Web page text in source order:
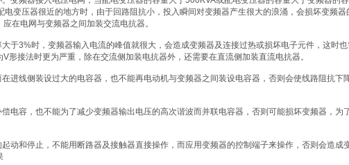
电变压器很近的地方时，由于回路阻抗小，投入瞬间对变频器产生很大的浪涌，会损坏变频器
在电网与变频器之间加装交流电抗器。
于3%时，变频器输入电流的峰值就很大，会造成变频器及连接过热或损坏电子元件，这时也
形接法时更为严重，除在交流侧加装电抗器外，还需要在直流侧加装直流电抗器。
进线侧装设过大的电容器，也不能再电动机与变频器之间装设电容器，否则会使线路阻抗下
电容，也不能为了减少变频器输出电压的高次谐波而并联电容器，否则可能损坏变频器，为
动和停止，不能用断路器及接触器直接操作，而应用变频器的控制端子来操作，否则会造成